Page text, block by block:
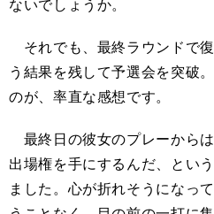
ないでしょうか。
それでも、最終ラウンドで
う結果を残して予選会を突破
のが、率直な感想です。
最終日の彼女のプレーから
出場権を手にするんだ、とい
ました。心が折れそうになっ